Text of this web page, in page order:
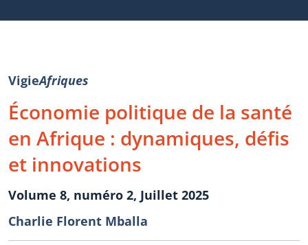
VigieAfriques
Économie politique de la santé
en Afrique : dynamiques, défis
et innovations
Volume 8, numéro 2, Juillet 2025
Charlie Florent Mballa